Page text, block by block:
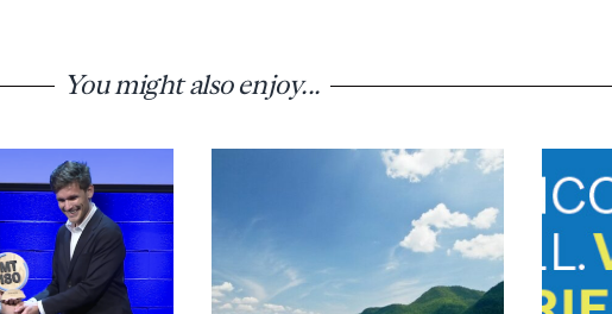
You might also enjoy...